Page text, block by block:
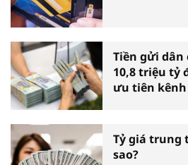
Tiền gửi dân
10,8 triệu tỷ
ưu tiên
Tỷ giá trung
sao?